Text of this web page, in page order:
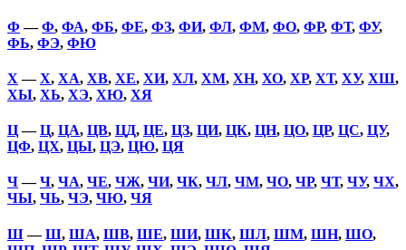
Ф —Ф, ФА, ФБ, ФЕ, ФЗ, ФИ, ФЛ, ФМ, ФО, ФР, ФТ, ФУ,
ФЬ, ФЭ, ФЮ
Х —Х, ХА, ХВ, ХЕ, ХИ, ХЛ, ХМ, ХН, ХО, ХР, ХТ, ХУ, ХШ,
ХЫ, ХЬ, ХЭ, ХЮ, ХЯ
Ц—Ц, ЦА, ЦВ, ЦД, ЦЕ, ЦЗ, ЦИ, ЦК, ЦН, ЦО, ЦР, ЦС, ЦУ,
ЦФ, ЦХ, ЦЫ, ЦЭ, ЦЮ, ЦЯ
Ч—Ч, ЧА, ЧЕ, ЧЖ, ЧИ, ЧК, ЧЛ, ЧМ, ЧО, ЧР, ЧТ, ЧУ, ЧХ,
ЧЫ, ЧЬ, ЧЭ, ЧЮ, ЧЯ
Ш—Ш, ША, ШВ, ШЕ, ШИ, ШК, ШЛ, ШМ, ШН, ШО,